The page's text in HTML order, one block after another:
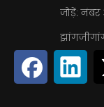
जोड़ें: नंबर